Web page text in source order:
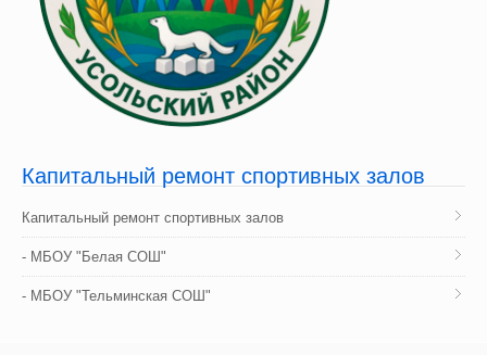
Капитальный ремонт спортивных залов
Капитальный ремонт спортивных залов
- МБОУ "Белая СОШ"
- МБОУ "Тельминская СОШ"